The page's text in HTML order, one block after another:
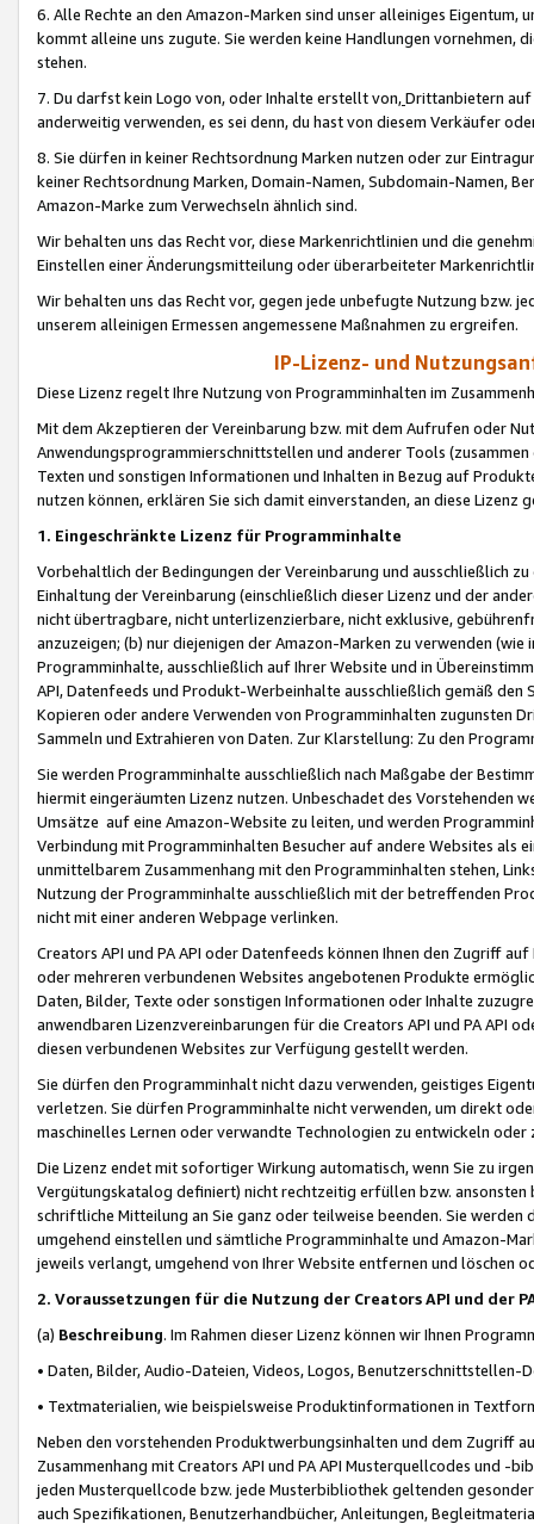
6. Alle Rechte an den Amazon-Marken sind unser alleiniges
kommt alleine uns zugute. Sie werden keine Handlungen vornehmen,
stehen.
7. Du darfst kein Logo von, oder Inhalte erstellt von,Drittanbietern auf
anderweitig verwenden, es sei denn, du hast von diesem Verkäufer
8. Sie dürfen in keiner Rechtsordnung Marken nutzen oder zur
keiner Rechtsordnung Marken, Domain-Namen, Subdomain-Namen,
Amazon-Marke zum Verwechseln ähnlich sind.
Wir behalten uns das Recht vor, diese Markenrichtlinien und die
Einstellen einer Änderungsmitteilung oder überarbeiteter
Wir behalten uns das Recht vor, gegen jede unbefugte Nutzung bzw.
unserem alleinigen Ermessen angemessene Maßnahmen zu ergreifen.
IP-Lizenz- und
Diese Lizenz regelt Ihre Nutzung von Programminhalten im
Mit dem Akzeptieren der Vereinbarung bzw. mit dem Aufrufen oder
Anwendungsprogrammierschnittstellen und anderer Tools (zusammen
Texten und sonstigen Informationen und Inhalten in Bezug auf
nutzen können, erklären Sie sich damit einverstanden, an diese Lizenz
1. Eingeschränkte Lizenz für Programminhalte
Vorbehaltlich der Bedingungen der Vereinbarung und ausschließlich
Einhaltung der Vereinbarung (einschließlich dieser Lizenz und der
nicht übertragbare, nicht unterlizenzierbare, nicht exklusive,
anzuzeigen; (b) nur diejenigen der Amazon-Marken zu verwenden
Programminhalte, ausschließlich auf Ihrer Website und in
API, Datenfeeds und Produkt-Werbeinhalte ausschließlich gemäß
Kopieren oder andere Verwenden von Programminhalten zugunsten
Sammeln und Extrahieren von Daten. Zur Klarstellung: Zu den
Sie werden Programminhalte ausschließlich nach Maßgabe der
hiermit eingeräumten Lizenz nutzen. Unbeschadet des Vorstehenden
Umsätze auf eine Amazon-Website zu leiten, und werden
Verbindung mit Programminhalten Besucher auf andere Websites als
unmittelbarem Zusammenhang mit den Programminhalten stehen,
Nutzung der Programminhalte ausschließlich mit der betreffenden
nicht mit einer anderen Webpage verlinken.
Creators API und PA API oder Datenfeeds können Ihnen den Zugriff
oder mehreren verbundenen Websites angebotenen Produkte
Daten, Bilder, Texte oder sonstigen Informationen oder Inhalte
anwendbaren Lizenzvereinbarungen für die Creators API und PA API
diesen verbundenen Websites zur Verfügung gestellt werden.
Sie dürfen den Programminhalt nicht dazu verwenden, geistiges
verletzen. Sie dürfen Programminhalte nicht verwenden, um direkt
maschinelles Lernen oder verwandte Technologien zu entwickeln
Die Lizenz endet mit sofortiger Wirkung automatisch, wenn Sie zu
Vergütungskatalog definiert) nicht rechtzeitig erfüllen bzw. ansonsten
schriftliche Mitteilung an Sie ganz oder teilweise beenden. Sie werden
umgehend einstellen und sämtliche Programminhalte und Amazon-
jeweils verlangt, umgehend von Ihrer Website entfernen und löschen
2. Voraussetzungen für die Nutzung der Creators API und der
(a) Beschreibung. Im Rahmen dieser Lizenz können wir Ihnen
• Daten, Bilder, Audio-Dateien, Videos, Logos, Benutzerschnittstellen-
• Textmaterialien, wie beispielsweise Produktinformationen in
Neben den vorstehenden Produktwerbungsinhalten und dem Zugriff
Zusammenhang mit Creators API und PA API Musterquellcodes und
jeden Musterquellcode bzw. jede Musterbibliothek geltenden
auch Spezifikationen, Benutzerhandbücher, Anleitungen,